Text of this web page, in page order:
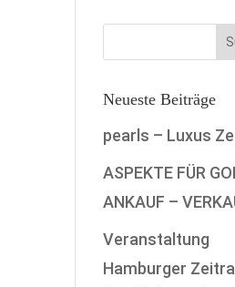
Neueste Beiträge
pearls – Luxus
ASPEKTE FÜR
ANKAUF –
Veranstaltung
Hamburger